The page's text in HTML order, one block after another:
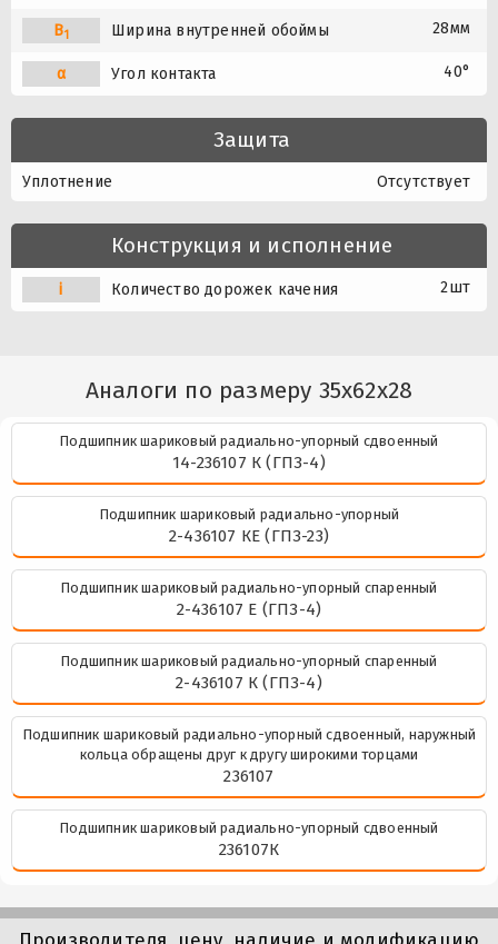
B1 Ширина внутренней обоймы 28мм
α Угол контакта 40°
Защита
Уплотнение Отсутствует
Конструкция и исполнение
i Количество дорожек качения 2шт
Аналоги по размеру 35x62x28
Подшипник шариковый радиально-упорный сдвоенный
14-236107 К (ГПЗ-4)
Подшипник шариковый радиально-упорный
2-436107 КЕ (ГПЗ-23)
Подшипник шариковый радиально-упорный спаренный
2-436107 Е (ГПЗ-4)
Подшипник шариковый радиально-упорный спаренный
2-436107 К (ГПЗ-4)
Подшипник шариковый радиально-упорный сдвоенный, наружный
кольца обращены друг к другу широкими торцами
236107
Подшипник шариковый радиально-упорный сдвоенный
236107К